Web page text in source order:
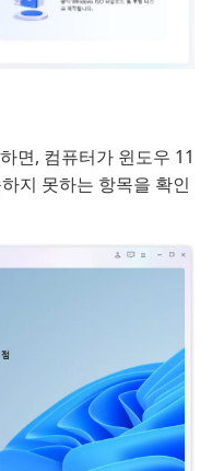
면, 컴퓨터가 윈도우 11
지 못하는 항목을 확인